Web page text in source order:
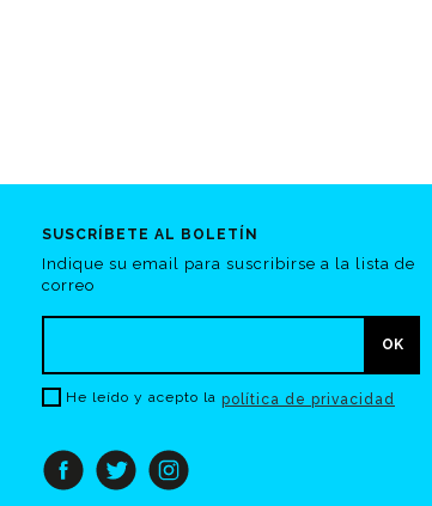
SUSCRÍBETE AL BOLETÍN
Indique su email para suscribirse a la lista de
correo
He leído y acepto la política de privacidad